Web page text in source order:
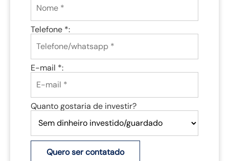
Telefone *:
E-mail *:
Quanto gostaria de investir?
Quero ser contatado